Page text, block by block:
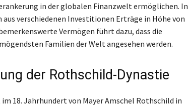
in der globalen Finanzwelt ermöglichen. In
verschiedenen Investitionen Erträge in Höhe von
Vermögen führt dazu, dass die
Familien der Welt angesehen werden.
der Rothschild-Dynastie
18. Jahrhundert von Mayer Amschel Rothschild in